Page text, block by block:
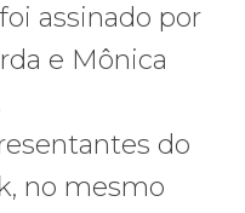
assinado por
e Mônica
do
no mesmo